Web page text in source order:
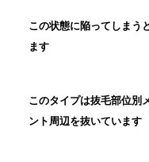
この状態に陥ってしまう
ます
このタイプは抜毛部位別
ント周辺を抜いています